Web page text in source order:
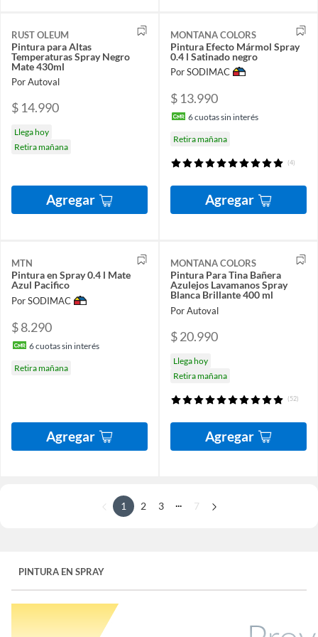
RUST OLEUM
Pintura para Altas
Temperaturas Spray Negro
Mate 430ml
Por Autoval
$ 14.990
Llega hoy
Retira mañana
Agregar
MONTANA COLORS
Pintura Efecto Mármol Spray
0.4 l Satinado negro
Por SODIMAC
$ 13.990
6cuotas sin interés
Retira mañana
(4)
Agregar
MTN
Pintura en Spray 0.4 l Mate
Azul Pacifico
Por SODIMAC
$ 8.290
6cuotas sin interés
Retira mañana
Agregar
MONTANA COLORS
Pintura Para Tina Bañera
Azulejos Lavamanos Spray
Blanca Brillante 400 ml
Por Autoval
$ 20.990
Llega hoy
Retira mañana
(52)
Agregar
1 2 3 ... 7
PINTURA EN SPRAY